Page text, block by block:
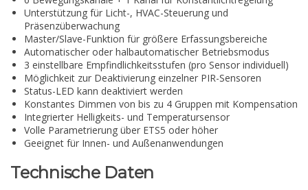
Unterstützung für Licht-, HVAC-Steuerung und
Präsenzüberwachung
Master/Slave-Funktion für größere Erfassungsbereiche
Automatischer oder halbautomatischer Betriebsmodus
3 einstellbare Empfindlichkeitsstufen (pro Sensor individuell)
Möglichkeit zur Deaktivierung einzelner PIR-Sensoren
Status-LED kann deaktiviert werden
Konstantes Dimmen von bis zu 4 Gruppen mit Kompensation
Integrierter Helligkeits- und Temperatursensor
Volle Parametrierung über ETS5 oder höher
Geeignet für Innen- und Außenanwendungen
Technische Daten